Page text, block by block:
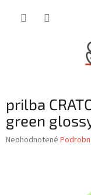
prilba
green
Priemerné
Neohodnotené